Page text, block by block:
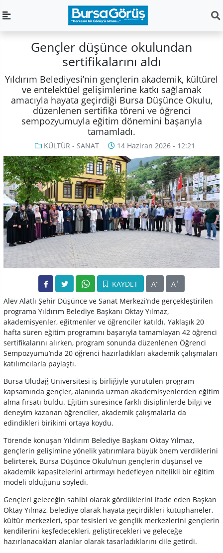
Gençler düşünce okulundan
sertifikalarını aldı
Yıldırım Belediyesi’nin gençlerin akademik, kültürel
ve entelektüel gelişimlerine katkı sağlamak
amacıyla hayata geçirdiği Bursa Düşünce Okulu,
düzenlenen sertifika töreni ve öğrenci
sempozyumuyla eğitim dönemini başarıyla
tamamladı.
KÜLTÜR - SANAT 14 Haziran 2026 - 12:21
KAYDET A- A+
Alev Alatlı Şehir Düşünce ve Sanat Merkezi’nde gerçekleştirilen
programa Yıldırım Belediye Başkanı Oktay Yılmaz,
akademisyenler, eğitmenler ve öğrenciler katıldı. Yaklaşık 20
hafta süren eğitim programını başarıyla tamamlayan 42 öğrenci
sertifikalarını alırken, program sonunda düzenlenen Öğrenci
Sempozyumu’nda 20 öğrenci hazırladıkları akademik çalışmaları
katılımcılarla paylaştı.
Bursa Uludağ Üniversitesi iş birliğiyle yürütülen program
kapsamında gençler, alanında uzman akademisyenlerden eğitim
alma fırsatı buldu. Eğitim süresince farklı disiplinlerde bilgi ve
deneyim kazanan öğrenciler, akademik çalışmalarla da
edindikleri birikimi ortaya koydu.
Törende konuşan Yıldırım Belediye Başkanı Oktay Yılmaz,
gençlerin gelişimine yönelik yatırımlara büyük önem verdiklerini
belirterek, Bursa Düşünce Okulu’nun gençlerin düşünsel ve
akademik kapasitelerini artırmayı hedefleyen nitelikli bir eğitim
modeli olduğunu söyledi.
Gençleri geleceğin sahibi olarak gördüklerini ifade eden Başkan
Oktay Yılmaz, belediye olarak hayata geçirdikleri kütüphaneler,
kültür merkezleri, spor tesisleri ve gençlik merkezlerini gençlerin
kendilerini keşfedecekleri, geliştirecekleri ve geleceğe
hazırlanacakları alanlar olarak tasarladıklarını dile getirdi.